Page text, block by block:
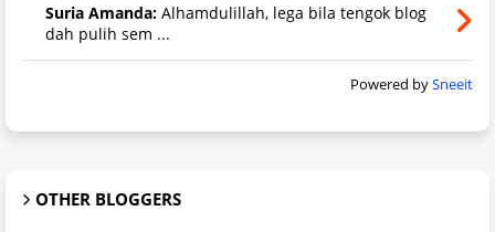
Suria Amanda: Alhamdulillah, lega bila tengok blog
dah pulih sem ...
Powered bySneeit
OTHER BLOGGERS